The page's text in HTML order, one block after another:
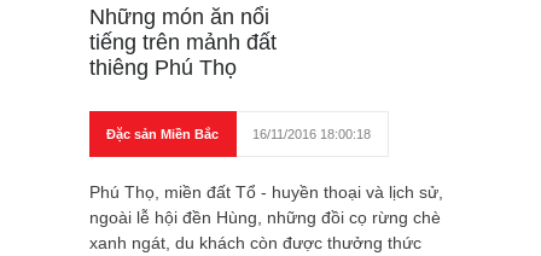
Những món ăn nổi
tiếng trên mảnh đất
thiêng Phú Thọ
Đặc sản Miền Bắc 16/11/2016 18:00:18
Phú Thọ, miền đất Tổ - huyền thoại và lịch sử,
ngoài lễ hội đền Hùng, những đồi cọ rừng chè
xanh ngát, du khách còn được thưởng thức